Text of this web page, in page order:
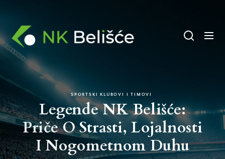
content
SPORTSKI KLUBOVI I TIMOVI
Legende NK Belišće:
Priče O Strasti, Lojalnosti
I Nogometnom Duhu